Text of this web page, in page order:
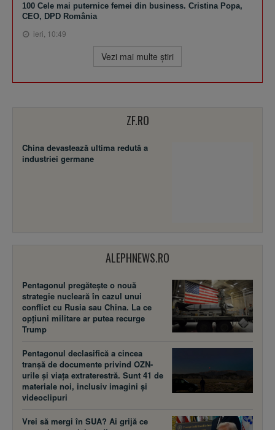
100 Cele mai puternice femei din business. Cristina Popa,
CEO, DPD România
ieri, 10:49
Vezi mai multe ştiri
ZF.RO
China devastează ultima redută a
industriei germane
ALEPHNEWS.RO
Pentagonul pregătește o nouă
strategie nucleară în cazul unui
conflict cu Rusia sau China. La ce
opțiuni militare ar putea recurge
Trump
Pentagonul declasifică a cincea
tranșă de documente privind OZN-
urile și viața extraterestră. Sunt 41 de
materiale noi, inclusiv imagini și
videoclipuri
Vrei să mergi în SUA? Ai grijă ce